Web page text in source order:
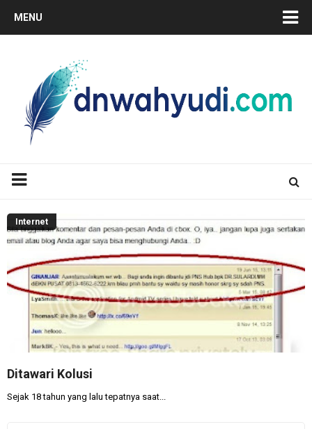
MENU
Ditawari Kolusi
Internet
Sejak 18 tahun yang lalu tepatnya saat...